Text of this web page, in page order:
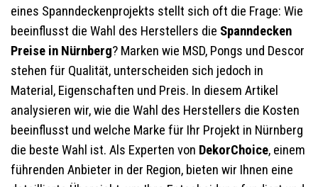
eines Spanndeckenprojekts stellt sich oft die Frage: Wie
beeinflusst die Wahl des Herstellers die Spanndecken
Preise in Nürnberg? Marken wie MSD, Pongs und Descor
stehen für Qualität, unterscheiden sich jedoch in
Material, Eigenschaften und Preis. In diesem Artikel
analysieren wir, wie die Wahl des Herstellers die Kosten
beeinflusst und welche Marke für Ihr Projekt in Nürnberg
die beste Wahl ist. Als Experten von DekorChoice, einem
führenden Anbieter in der Region, bieten wir Ihnen eine